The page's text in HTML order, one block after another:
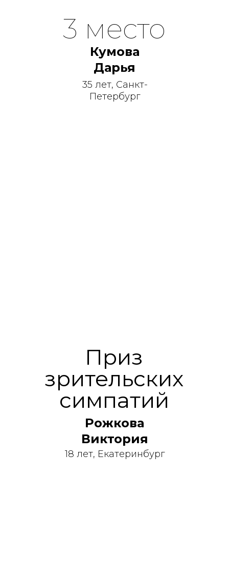
Рожкова
Виктория
18 лет, Екатеринбург
Приз
зрительских
симпатий
Кумова
Дарья
35 лет, Санкт-
Петербург
3 место